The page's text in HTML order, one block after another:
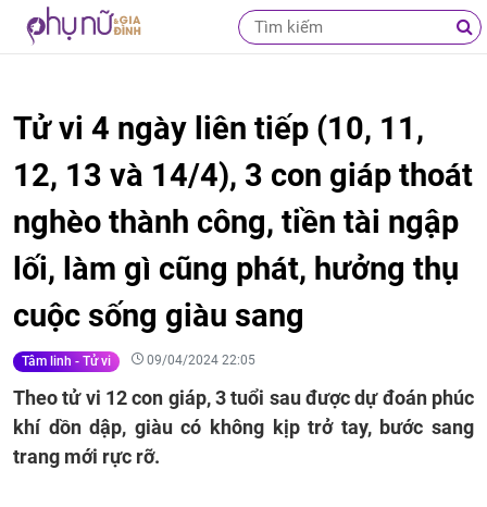
Tử vi 4 ngày liên tiếp (10, 11,
12, 13 và 14/4), 3 con giáp thoát
nghèo thành công, tiền tài ngập
lối, làm gì cũng phát, hưởng thụ
cuộc sống giàu sang
Tâm linh - Tử vi 09/04/2024 22:05
Theo tử vi 12 con giáp, 3 tuổi sau được dự đoán phúc
khí dồn dập, giàu có không kịp trở tay, bước sang
trang mới rực rỡ.